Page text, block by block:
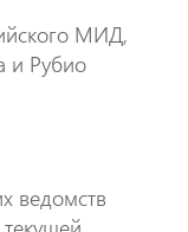
МИД,
и Рубио
ведомств